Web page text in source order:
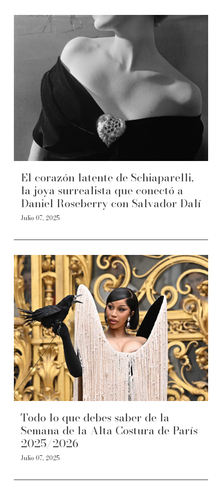
El corazón latente de Schiaparelli,
la joya surrealista que conectó a
Daniel Roseberry con Salvador Dalí
Julio 07, 2025
Todo lo que debes saber de la
Semana de la Alta Costura de París
2025/2026
Julio 07, 2025